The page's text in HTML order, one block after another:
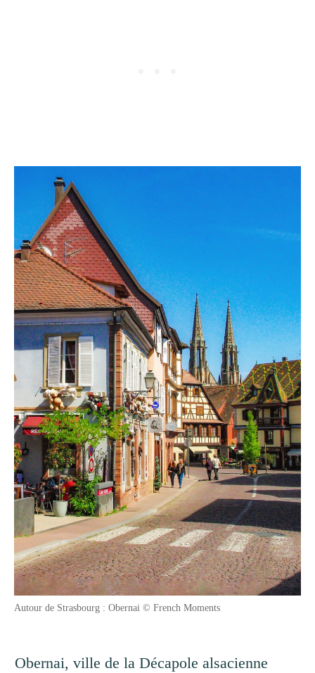
Autour de Strasbourg : Obernai © French Moments
Obernai, ville de la Décapole alsacienne